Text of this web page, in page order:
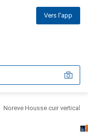
Vers l'app
Noreve Housse cuir vertical